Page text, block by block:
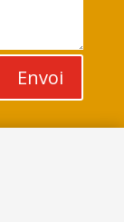
Envoi